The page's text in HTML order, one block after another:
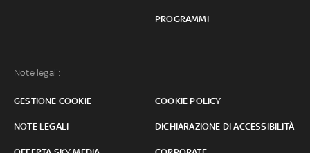
PROGRAMMI
Note legali:
GESTIONE COOKIE COOKIE POLICY
NOTE LEGALI DICHIARAZIONE DI ACCESSIBILITÀ